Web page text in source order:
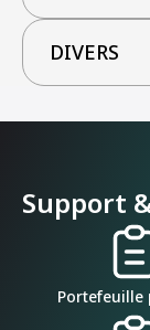
DIVERS
Support
Portefeuille